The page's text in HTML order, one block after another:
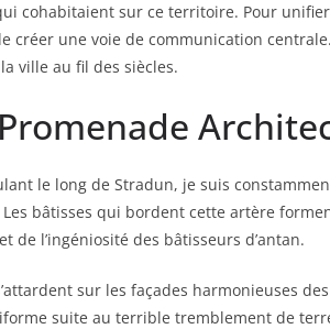
cohabitaient sur ce territoire. Pour
créer une voie de communication
ville au fil des siècles.
le long de Stradun, je suis
Les bâtisses qui bordent cette artère
de l’ingéniosité des bâtisseurs d’antan.
sur les façades harmonieuses
suite au terrible tremblement de